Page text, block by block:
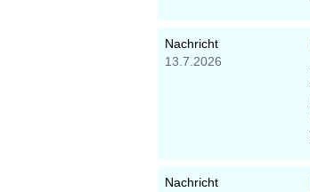
Nachricht
13.7.2026
Nachricht